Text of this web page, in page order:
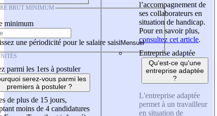
BRUT MINIMUM
minimum
une périodicité pour le salaire saisi
parmi les 1ers à postuler
serez-vous parmi les
premiers à postuler ?
de plus de 15 jours,
moins de 4 candidatures
l’accompagnement de
ses collaborateurs en
situation de handicap.
Pour en savoir plus,
consultez cet article.
Entreprise adaptée
Qu'est-ce qu'une
entreprise adaptée
?
L'entreprise adaptée
permet à un travailleur
en situation de